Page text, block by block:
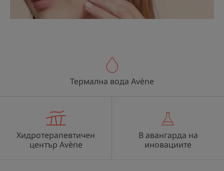
Термална вода Avène
Хидротерапевтичен
център Avène
В авангарда на
иновациите